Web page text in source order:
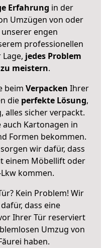
Erfahrung in der
Umzügen von oder
engen
professionellen
jedes Problem
meistern.
beim Verpacken Ihrer
die perfekte Lösung,
alles sicher verpackt.
auch Kartonagen in
Formen bekommen.
wir dafür, dass
einem Möbellift oder
kommen.
Kein Problem! Wir
dass eine
Ihrer Tür reserviert
Umzug von
haben.